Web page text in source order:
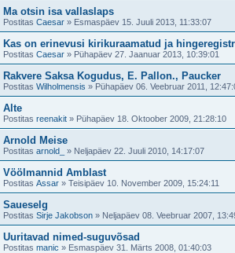
Ma otsin isa vallaslaps
Postitas Caesar » Esmaspäev 15. Juuli 2013, 11:33:07
Kas on erinevusi kirikuraamatud ja
Postitas Caesar » Pühapäev 27. Jaanuar 2013, 10:39:01
Rakvere Saksa Kogudus, E. Pallon., Paucker
Postitas Wilholmensis » Pühapäev 06. Veebruar 2011,
Alte
Postitas reenakit » Pühapäev 18. Oktoober 2009, 21:28:10
Arnold Meise
Postitas arnold_ » Neljapäev 22. Juuli 2010, 14:17:07
Vöölmannid Amblast
Postitas Assar » Teisipäev 10. November 2009, 15:24:11
Saueselg
Postitas Sirje Jakobson » Neljapäev 08. Veebruar 2007,
Uuritavad nimed-suguvõsad
Postitas manic » Esmaspäev 31. Märts 2008, 01:40:03